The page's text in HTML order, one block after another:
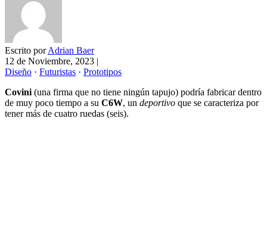
Escrito porAdrian Baer
12 de Noviembre, 2023 |
Diseño · Futuristas · Prototipos
Covini (una firma que no tiene ningún tapujo) podría fabricar dentro
de muy poco tiempo a su C6W, un deportivo que se caracteriza por
tener más de cuatro ruedas (seis).